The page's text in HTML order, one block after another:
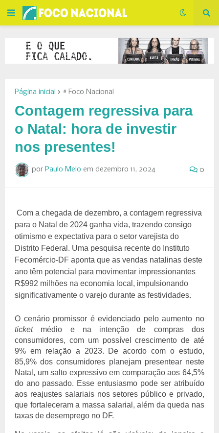
Página inicial # Foco Nacional
Contagem regressiva para
o Natal: hora de investir
nos presentes!
por Paulo Melo em dezembro 11, 2024 0
Com a chegada de dezembro, a contagem regressiva
para o Natal de 2024 ganha vida, trazendo consigo
otimismo e expectativa para o setor varejista do
Distrito Federal. Uma pesquisa recente do Instituto
Fecomércio-DF aponta que as vendas natalinas deste
ano têm potencial para movimentar impressionantes
R$992 milhões na economia local, impulsionando
significativamente o varejo durante as festividades.
O cenário promissor é evidenciado pelo aumento no
ticketmédio e na intenção de compras dos
consumidores, com um possível crescimento de até
9% em relação a 2023. De acordo com o estudo,
85,9% dos consumidores planejam presentear neste
Natal, um salto expressivo em comparação aos 64,5%
do ano passado. Esse entusiasmo pode ser atribuído
aos reajustes salariais nos setores público e privado,
que fortaleceram a massa salarial, além da queda nas
taxas de desemprego no DF.